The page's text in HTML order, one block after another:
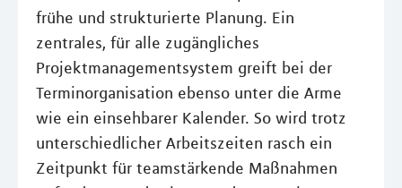
frühe und strukturierte Planung. Ein
zentrales, für alle zugängliches
Projektmanagementsystem greift bei der
Terminorganisation ebenso unter die Arme
wie ein einsehbarer Kalender. So wird trotz
unterschiedlicher Arbeitszeiten rasch ein
Zeitpunkt für teamstärkende Maßnahmen